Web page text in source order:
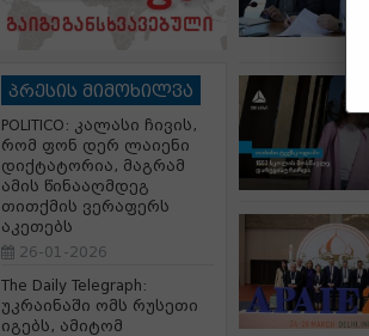
პრესის მიმოხილვა
POLITICO: კალასი ჩივის,
რომ ფონ დერ ლაიენი
დიქტატორია, მაგრამ
ამის წინააღმდეგ
თითქმის ვერაფერს
აკეთებს
26-01-2026
The Daily Telegraph:
უკრაინაში ომს რუსეთი
იგებს, ამიტომ